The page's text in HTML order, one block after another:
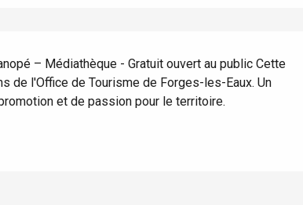
– Médiathèque - Gratuit ouvert au public Cette
de l'Office de Tourisme de Forges-les-Eaux. Un
et de passion pour le territoire.